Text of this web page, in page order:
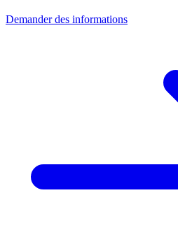
Demander des informations